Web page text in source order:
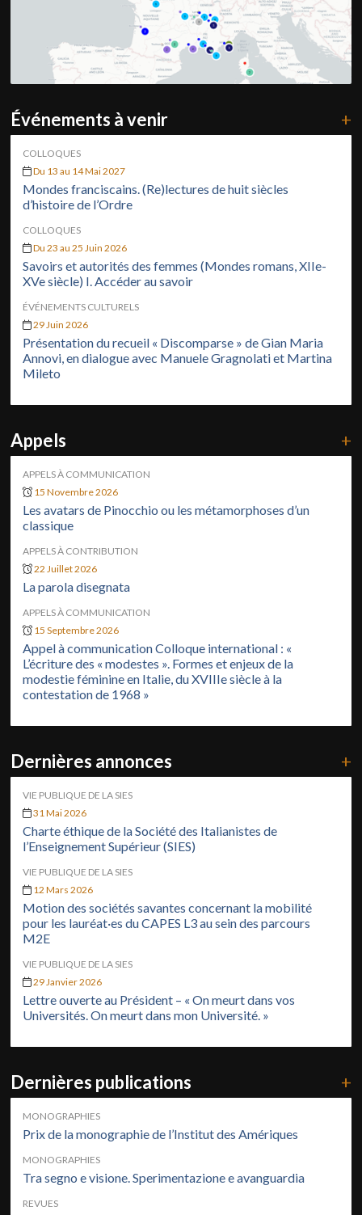
Événements à venir +
COLLOQUES
Du 13 au 14 Mai 2027
Mondes franciscains. (Re)lectures de huit siècles
d’histoire de l’Ordre
COLLOQUES
Du 23 au 25 Juin 2026
Savoirs et autorités des femmes (Mondes romans, XIIe-
XVe siècle) I. Accéder au savoir
ÉVÉNEMENTS CULTURELS
29 Juin 2026
Présentation du recueil « Discomparse » de Gian Maria
Annovi, en dialogue avec Manuele Gragnolati et Martina
Mileto
Appels +
APPELS À COMMUNICATION
15 Novembre 2026
Les avatars de Pinocchio ou les métamorphoses d’un
classique
APPELS À CONTRIBUTION
22 Juillet 2026
La parola disegnata
APPELS À COMMUNICATION
15 Septembre 2026
Appel à communication Colloque international : «
L’écriture des « modestes ». Formes et enjeux de la
modestie féminine en Italie, du XVIIIe siècle à la
contestation de 1968 »
Dernières annonces +
VIE PUBLIQUE DE LA SIES
31 Mai 2026
Charte éthique de la Société des Italianistes de
l’Enseignement Supérieur (SIES)
VIE PUBLIQUE DE LA SIES
12 Mars 2026
Motion des sociétés savantes concernant la mobilité
pour les lauréat·es du CAPES L3 au sein des parcours
M2E
VIE PUBLIQUE DE LA SIES
29 Janvier 2026
Lettre ouverte au Président – « On meurt dans vos
Universités. On meurt dans mon Université. »
Dernières publications +
MONOGRAPHIES
Prix de la monographie de l’Institut des Amériques
MONOGRAPHIES
Tra segno e visione. Sperimentazione e avanguardia
REVUES